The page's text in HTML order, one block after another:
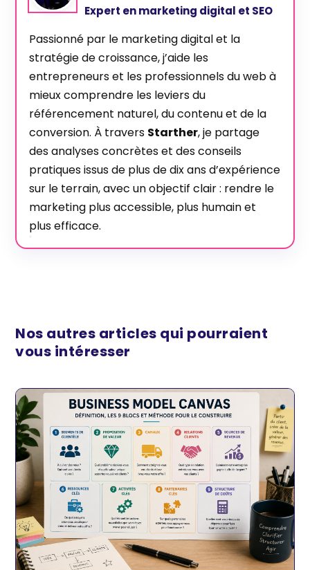
Expert en marketing digital et SEO
Passionné par le marketing digital et la
stratégie de croissance, j’aide les
entrepreneurs et les professionnels du web à
mieux comprendre les leviers du
référencement naturel, du contenu et de la
conversion. À travers Starther, je partage
des analyses concrètes et des conseils
pratiques issus de plus de dix ans d’expérience
sur le terrain, avec un objectif clair : rendre le
marketing plus accessible, plus humain et
plus efficace.
Nos autres articles qui pourraient
vous intéresser